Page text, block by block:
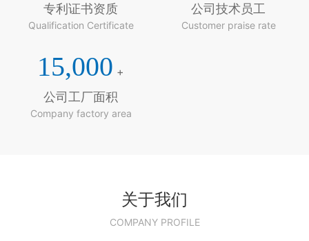
专利证书资质
Qualification Certificate
公司技术员工
Customer praise rate
15,000 +
公司工厂面积
Company factory area
关于我们
COMPANY PROFILE